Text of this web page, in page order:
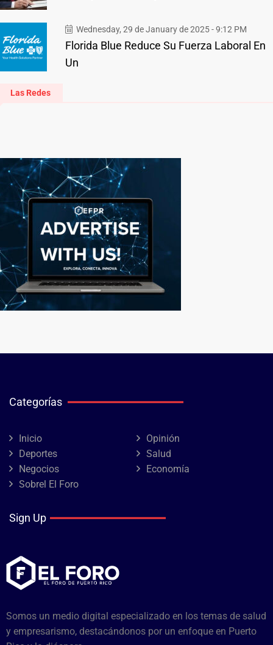
Wednesday, 29 de January de 2025 - 9:12 PM
Florida Blue Reduce Su Fuerza Laboral En
Un
Las Redes
Categorías
Inicio
Opinión
Deportes
Salud
Negocios
Economía
Sobrel El Foro
Sign Up
Somos un medio digital especializado en los temas de salud
y empresarismo, destacándonos por un enfoque en Puerto